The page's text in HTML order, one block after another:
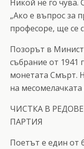
Никой не го
„Ако е въпрос за
професоре, ще се
Позорът в
събрание от 1941
монетата Смърт.
на
ЧИСТКА В
ПАРТИЯ
Поетът е един от